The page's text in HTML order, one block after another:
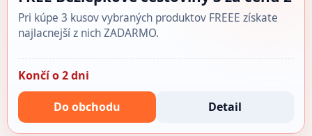
Pri kúpe 3 kusov vybraných produktov FREEE získate
najlacnejší z nich ZADARMO.
Končí o 2 dni
Do obchodu Detail